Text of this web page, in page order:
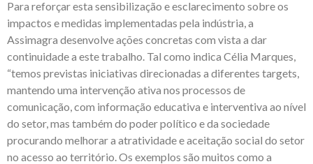
Para reforçar esta sensibilização e esclarecimento sobre os
impactos e medidas implementadas pela indústria, a
Assimagra desenvolve ações concretas com vista a dar
continuidade a este trabalho. Tal como indica Célia Marques,
“temos previstas iniciativas direcionadas a diferentes targets,
mantendo uma intervenção ativa nos processos de
comunicação, com informação educativa e interventiva ao nível
do setor, mas também do poder político e da sociedade
procurando melhorar a atratividade e aceitação social do setor
no acesso ao território. Os exemplos são muitos como a